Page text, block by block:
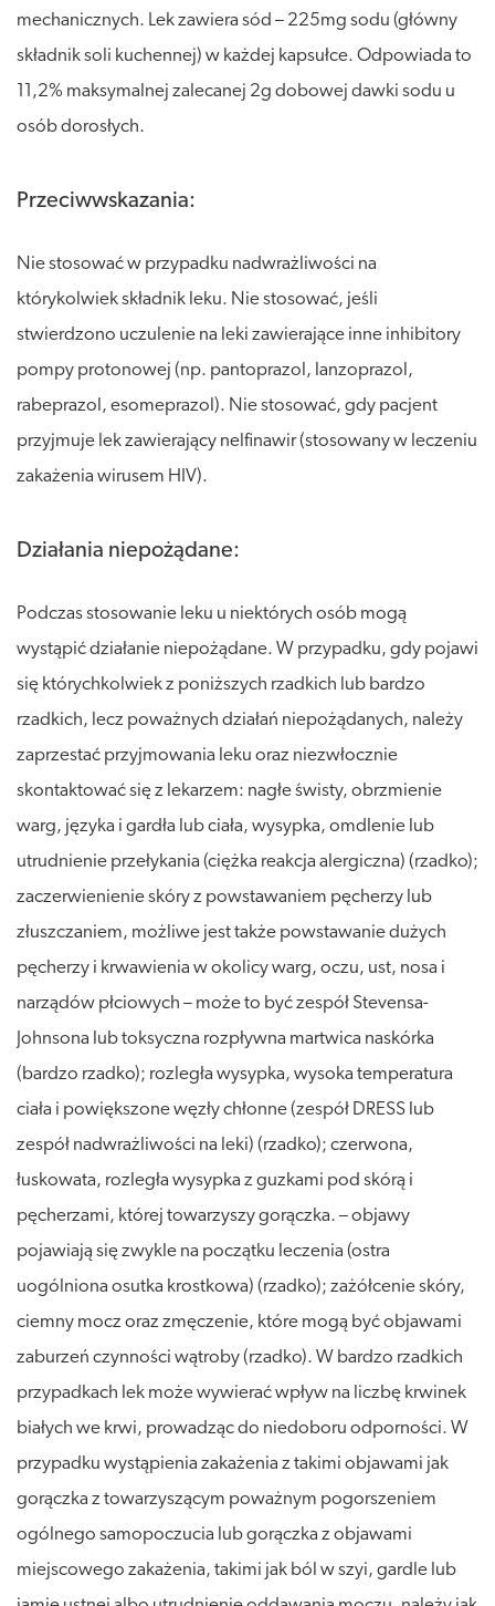
mechanicznych. Lek zawiera sód – 225mg sodu (główny
składnik soli kuchennej) w każdej kapsułce. Odpowiada to
11,2% maksymalnej zalecanej 2g dobowej dawki sodu u
osób dorosłych.
Przeciwwskazania:
Nie stosować w przypadku nadwrażliwości na
którykolwiek składnik leku. Nie stosować, jeśli
stwierdzono uczulenie na leki zawierające inne inhibitory
pompy protonowej (np. pantoprazol, lanzoprazol,
rabeprazol, esomeprazol). Nie stosować, gdy pacjent
przyjmuje lek zawierający nelfinawir (stosowany w leczeniu
zakażenia wirusem HIV).
Działania niepożądane:
Podczas stosowanie leku u niektórych osób mogą
wystąpić działanie niepożądane. W przypadku, gdy pojawi
się którychkolwiek z poniższych rzadkich lub bardzo
rzadkich, lecz poważnych działań niepożądanych, należy
zaprzestać przyjmowania leku oraz niezwłocznie
skontaktować się z lekarzem: nagłe świsty, obrzmienie
warg, języka i gardła lub ciała, wysypka, omdlenie lub
utrudnienie przełykania (ciężka reakcja alergiczna) (rzadko);
zaczerwienienie skóry z powstawaniem pęcherzy lub
złuszczaniem, możliwe jest także powstawanie dużych
pęcherzy i krwawienia w okolicy warg, oczu, ust, nosa i
narządów płciowych – może to być zespół Stevensa-
Johnsona lub toksyczna rozpływna martwica naskórka
(bardzo rzadko); rozległa wysypka, wysoka temperatura
ciała i powiększone węzły chłonne (zespół DRESS lub
zespół nadwrażliwości na leki) (rzadko); czerwona,
łuskowata, rozległa wysypka z guzkami pod skórą i
pęcherzami, której towarzyszy gorączka. – objawy
pojawiają się zwykle na początku leczenia (ostra
uogólniona osutka krostkowa) (rzadko); zażółcenie skóry,
ciemny mocz oraz zmęczenie, które mogą być objawami
zaburzeń czynności wątroby (rzadko). W bardzo rzadkich
przypadkach lek może wywierać wpływ na liczbę krwinek
białych we krwi, prowadząc do niedoboru odporności. W
przypadku wystąpienia zakażenia z takimi objawami jak
gorączka z towarzyszącym poważnym pogorszeniem
ogólnego samopoczucia lub gorączka z objawami
miejscowego zakażenia, takimi jak ból w szyi, gardle lub